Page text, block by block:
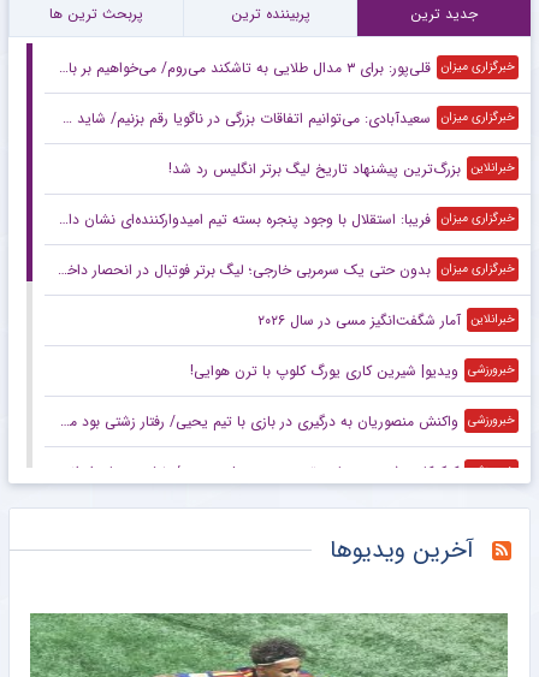
جدید ترین پربیننده ترین پربحث ترین ها
خبرگزاری میزان قلی‌پور: برای ۳ مدال طلایی به تاشکند می‌روم/ می‌خواهیم بر بام آسیا بایستیم
خبرگزاری میزان سعیدآبادی: می‌توانیم اتفاقات بزرگی در ناگویا رقم بزنیم/ شاید حریفانم از سبک مبارزه من شگفت‌زده شوند
خبرانلاین بزرگ‌ترین پیشنهاد تاریخ لیگ برتر انگلیس رد شد!
خبرگزاری میزان فریبا: استقلال با وجود پنجره بسته تیم امیدوارکننده‌ای نشان داد/ لیگ امسال قابل پیش‌بینی نیست
خبرگزاری میزان بدون حتی یک سرمربی خارجی؛ لیگ برتر فوتبال در انحصار داخلی‌ها/ فصل آزمون مربیان ایرانی با چاشنی تکرار و فرصت طلایی
خبرانلاین آمار شگفت‌انگیز مسی در سال ۲۰۲۶
خبرورزشی ویدیو| شیرین کاری یورگ کلوپ با ترن هوایی!
خبرورزشی واکنش منصوریان به درگیری در بازی با تیم یحیی/ رفتار زشتی بود مگر ورزش بوکس است؟
خبرورزشی کتک‌کاری شدید در بازی تیم یحیی و علی منصور/ خشم مربیان ایرانی‌ و قرعه خبرساز با رویارویی تلخ!
امیلیانو مارتینز؛ از یک ساندویچ و چمدان شکسته تا قله فوتبال جهان
خبرورزشی رونالدو و جورجینا در این لوکیشن زیبا عروسی می‌کنند؟ هتلی رویایی با قیمت نجومی و امکانات شگفت‌انگیز +تصاویر
خبرورزشی
آخرین ویدیوها